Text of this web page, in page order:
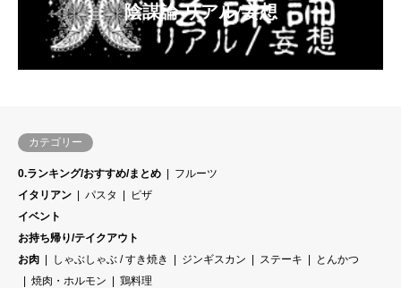
陰謀論 リアル/妄想
カテゴリー
0.ランキング/おすすめ/まとめ
フルーツ
イタリアン
パスタ
ピザ
イベント
お持ち帰り/テイクアウト
お肉
しゃぶしゃぶ / すき焼き ジンギスカン ステーキ
とんかつ
焼肉・ホルモン
鶏料理